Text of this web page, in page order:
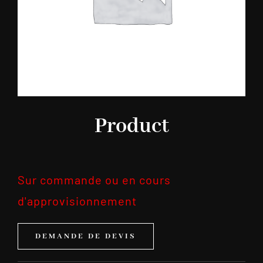
Product
Sur commande ou en cours
d'approvisionnement
DEMANDE DE DEVIS